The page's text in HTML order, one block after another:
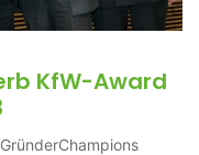
KfW-Award